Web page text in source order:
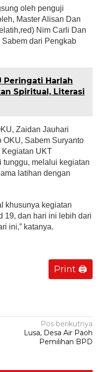
oleh penguji
Master Alisan Dan
Nim Carli Dan
dari Pengkab
Peringati Harlah
Spiritual, Literasi
Zaidan Jauhari
OKU, Sabem Suryanto
Kegiatan UKT
tunggu, melalui kegiatan
latihan dengan
khusunya kegiatan
19, dan hari ini lebih dari
ini,” katanya.
Print 🖨
Pos berikutnya
Lusa, Desa Air Paoh
Pemilihan BPD